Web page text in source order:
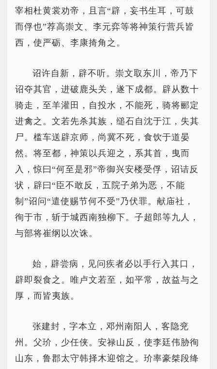
宰相杜黄裳劝帝，且言“辟，妄书生耳，可鼓
而俘也”荐高崇文、李元弈等将神策行营兵皆
西，使严砺、李康掎角之。
诏许自新，辟不听。崇文取东川，帝乃下
诏夺其官，进破鹿头关，遂下成都。辟从数十
骑走，至羊灌田，自投水，不能死，骑将郦定
进禽之。文若先杀其族，缒石自沈于江，失其
尸。槛车送辟京师，尚冀不死，食饮于道晏
然。将至都，神策以兵迎之，系其首，曳而
入，惊曰“何至是邪”帝御兴安楼受俘，诏诘反
状，辟曰“臣不敢反，五院子弟为恶，不能
制”诏问“遣使赐节何不受”乃伏罪。献庙社，
徇于市，斩于城西南独柳下。子超郎等九人，
与部将崔纲以次诛。
始，辟尝病，见问疾者必以手行入其口，
辟即裂食之。唯卢文若至，如平常，故益与之
厚，而皆夷族。
张建封，字本立，邓州南阳人，客隐兖
州。父玠，少任侠。安禄山反，使李廷伟胁徇
山东，鲁郡太守韩择木迎馆之。玠率豪桀段绛